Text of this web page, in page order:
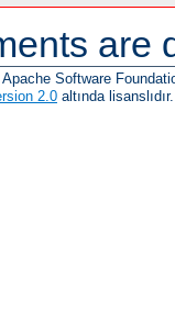
are
Software
2.0 altında lisanslıdır.